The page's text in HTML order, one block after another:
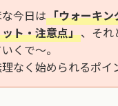
今日は「ウォーキ
ト・注意点」、それ
くで～。
なく始められるポイ